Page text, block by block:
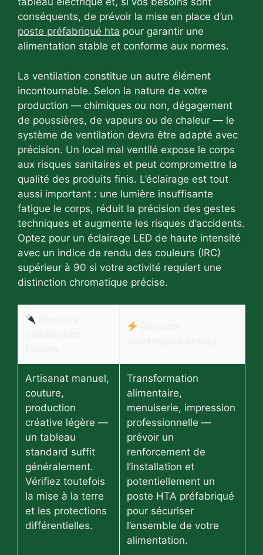
conséquents, de prévoir la mise en place d’un
poste préfabriqué hta pour garantir une
alimentation stable et conforme aux normes.
La ventilation constitue un autre élément
incontournable. Selon la nature de votre
production — chimiques ou non, dégagement
de poussières, de vapeurs ou de chaleur — le
système de ventilation devra être adapté avec
précision. Un local mal ventilé expose le corps
aux risques sanitaires et peut compromettre la
qualité des produits finis. L’éclairage est tout
aussi important : une lumière insuffisante
fatigue le corps, réduit la précision des gestes
techniques et augmente les risques d’accidents.
Optez pour un éclairage LED de haute intensité
avec un indice de rendu des couleurs (IRC)
supérieur à 90 si votre activité requiert une
distinction chromatique précise.
Artisanat manuel,
couture,
production
créative légère —
un tableau
standard suffit
généralement.
Vérifiez toutefois
la mise à la terre
et les protections
différentielles.
Transformation
alimentaire,
menuiserie, impression
professionnelle —
prévoir un
renforcement de
l’installation et
potentiellement un
poste HTA préfabriqué
pour sécuriser
l’ensemble de votre
alimentation.